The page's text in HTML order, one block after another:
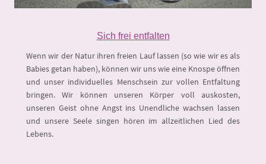
Sich frei entfalten
Wenn wir der Natur ihren freien Lauf lassen (so wie wir es als
Babies getan haben), können wir uns wie eine Knospe öffnen
und unser individuelles Menschsein zur vollen Entfaltung
bringen. Wir können unseren Körper voll auskosten,
unseren Geist ohne Angst ins Unendliche wachsen lassen
und unsere Seele singen hören im allzeitlichen Lied des
Lebens.